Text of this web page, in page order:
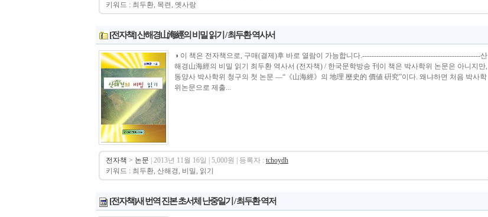
키워드 : 최두환, 목련, 옛사랑
[전자책] 산해경山海經의 비밀 읽기 / 최두환 역사서
◑ 이 책은 전자책으로, 구매(결제)후 바로 열람이 가능합니다.--------------------------------------------------산
해경山海經의 비밀 읽기 최두환 역사서 (전자책) / 한국문학방송 刊이 책은 박사학위 논문은 아니지만,
동양사 박사학위 청구의 첫 논문 ―“《山海經》의 地理 歷史的 價値 硏究”이다. 왜냐하면 처음 박사학
위논문으로 제출...
전자책 > 논문 | 2013년 11월 16일 | 5,000원 | 등록자 : tchoydh
키워드 : 최두환, 산해경, 비밀, 읽기
[전자책]새 번역 진본 초서체 난중일기 / 최두환 역저